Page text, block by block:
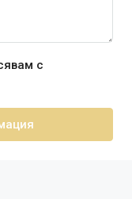
с